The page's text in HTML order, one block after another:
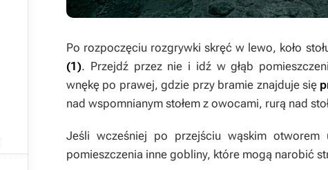
Po rozpoczęciu rozgrywki skręć w lewo, koło
(1). Przejdź przez nie i idź w głąb
wnękę po prawej, gdzie przy bramie znajduje się
nad wspomnianym stołem z owocami, rurą nad
Jeśli wcześniej po przejściu wąskim
pomieszczenia inne gobliny, które mogą narobić